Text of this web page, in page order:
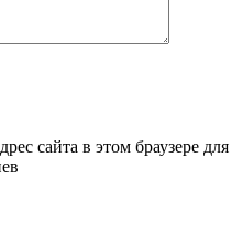
сайта в этом браузере для